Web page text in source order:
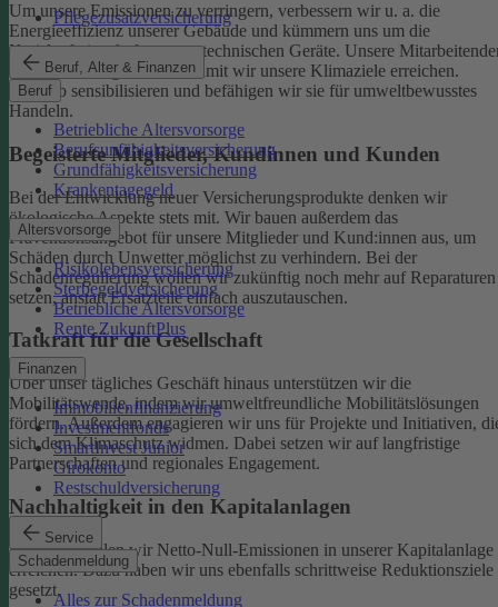
Pflegezusatzversicherung
Beruf, Alter & Finanzen
Beruf
Betriebliche Altersvorsorge
Berufsunfähigkeitsversicherung
Grundfähigkeitsversicherung
Krankentagegeld
Altersvorsorge
Risikolebensversicherung
Sterbegeldversicherung
Betriebliche Altersvorsorge
Rente ZukunftPlus
Finanzen
Immobilienfinanzierung
Investmentfonds
SmartInvest Junior
Girokonto
Restschuldversicherung
Service
Schadenmeldung
Alles zur Schadenmeldung
Um unsere Emissionen zu verringern, verbessern wir u. a. die
Energieeffizienz unserer Gebäude und kümmern uns um die
Kreislaufwirtschaft unserer technischen Geräte. Unsere
sind ein wichtiger Hebel, damit wir unsere Klimaziele erreichen.
Deshalb sensibilisieren und befähigen wir sie für umweltbewusstes
Handeln.
Begeisterte Mitglieder, Kundinnen und Kunden
Bei der Entwicklung neuer Versicherungsprodukte denken wir
ökologische Aspekte stets mit. Wir bauen außerdem das
Präventionsangebot für unsere Mitglieder und Kund:innen aus, um
Schäden durch Unwetter möglichst zu verhindern. Bei der
Schadenregulierung wollen wir zukünftig noch mehr auf Reparaturen
setzen, anstatt Ersatzteile einfach auszutauschen.
Tatkraft für die Gesellschaft
Über unser tägliches Geschäft hinaus unterstützen wir die
Mobilitätswende, indem wir umweltfreundliche Mobilitätslösungen
fördern. Außerdem engagieren wir uns für Projekte und Initiativen,
sich dem Klimaschutz widmen. Dabei setzen wir auf langfristige
Partnerschaften und regionales Engagement.
Nachhaltigkeit in den Kapitalanlagen
Bis 2050 wollen wir Netto-Null-Emissionen in unserer Kapitalanlage
erreichen. Dazu haben wir uns ebenfalls schrittweise Reduktionsziele
gesetzt.